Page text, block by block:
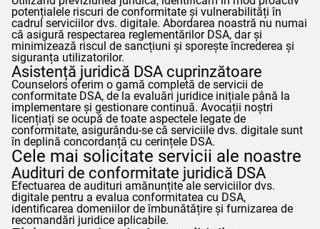
potențialele riscuri de conformitate și vulnerabilități în
cadrul serviciilor dvs. digitale. Abordarea noastră nu numai
că asigură respectarea reglementărilor DSA, dar și
minimizează riscul de sancțiuni și sporește încrederea și
siguranța utilizatorilor.
Asistență juridică DSA cuprinzătoare
Counselors oferim o gamă completă de servicii de
conformitate DSA, de la evaluări juridice inițiale până la
implementare și gestionare continuă. Avocații noștri
licențiați se ocupă de toate aspectele legate de
conformitate, asigurându-se că serviciile dvs. digitale sunt
în deplină concordanță cu cerințele DSA.
Cele mai solicitate servicii ale noastre
Audituri de conformitate juridică DSA
Efectuarea de audituri amănunțite ale serviciilor dvs.
digitale pentru a evalua conformitatea cu DSA,
identificarea domeniilor de îmbunătățire și furnizarea de
recomandări juridice aplicabile.